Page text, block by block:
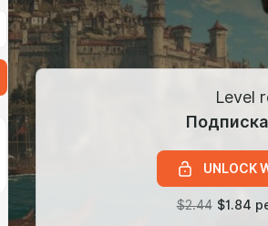
Level
Подписка
UNLOCK
$2.44 $1.84